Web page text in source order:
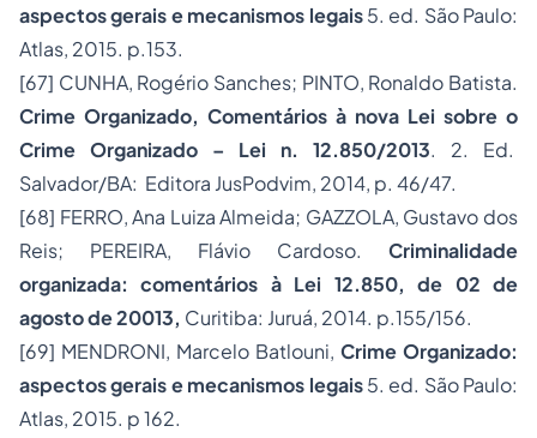
aspectos gerais e mecanismos legais5. ed. São Paulo:
Atlas, 2015. p.153.
[67] CUNHA, Rogério Sanches; PINTO, Ronaldo Batista.
Crime Organizado, Comentários à nova Lei sobre o
Crime Organizado – Lei n. 12.850/2013. 2. Ed.
Salvador/BA: Editora JusPodvim, 2014, p. 46/47.
[68] FERRO, Ana Luiza Almeida; GAZZOLA, Gustavo dos
Reis; PEREIRA, Flávio Cardoso. Criminalidade
organizada: comentários à Lei 12.850, de 02 de
agosto de 20013, Curitiba: Juruá, 2014. p.155/156.
[69] MENDRONI, Marcelo Batlouni, Crime Organizado:
aspectos gerais e mecanismos legais5. ed. São Paulo:
Atlas, 2015. p 162.